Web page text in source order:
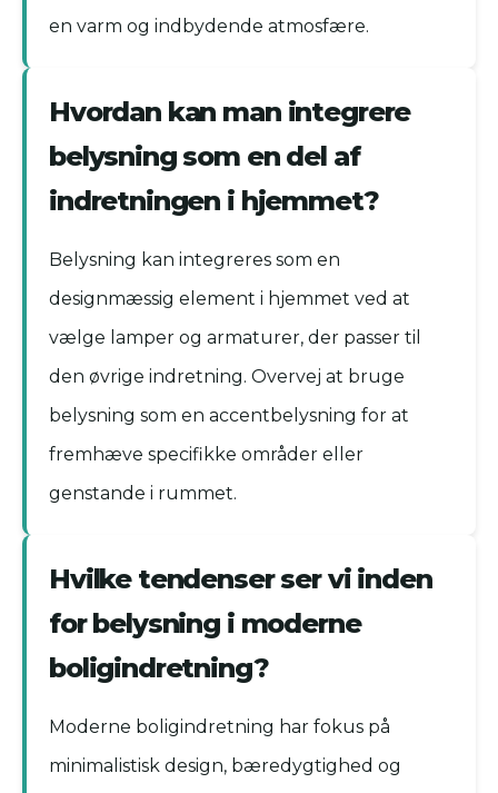
en varm og indbydende atmosfære.
Hvordan kan man integrere
belysning som en del af
indretningen i hjemmet?
Belysning kan integreres som en
designmæssig element i hjemmet ved at
vælge lamper og armaturer, der passer til
den øvrige indretning. Overvej at bruge
belysning som en accentbelysning for at
fremhæve specifikke områder eller
genstande i rummet.
Hvilke tendenser ser vi inden
for belysning i moderne
boligindretning?
Moderne boligindretning har fokus på
minimalistisk design, bæredygtighed og